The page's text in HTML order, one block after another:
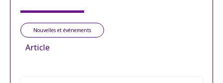
Nouvelles et événements
Article